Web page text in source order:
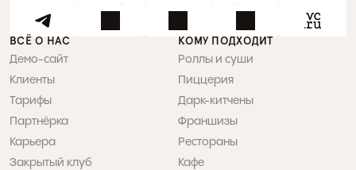
ВСЁ О НАС
Демо-сайт
Клиенты
Тарифы
Партнёрка
Карьера
Закрытый клуб
КОМУ ПОДХОДИТ
Роллы и суши
Пиццерия
Дарк-китчены
Франшизы
Рестораны
Кафе